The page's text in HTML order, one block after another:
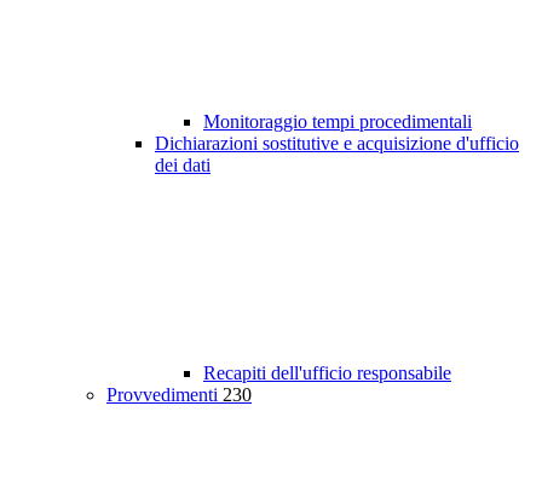
Monitoraggio tempi procedimentali
Dichiarazioni sostitutive e acquisizione d'ufficio
dei dati
Recapiti dell'ufficio responsabile
Provvedimenti 230